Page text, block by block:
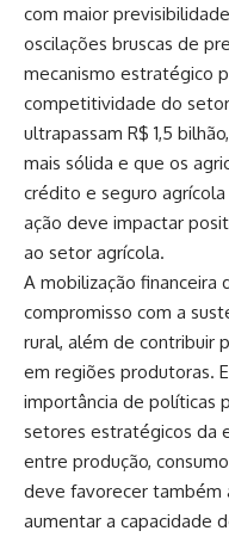
com maior
oscilações bruscas de
mecanismo estratégico
competitividade do
ultrapassam R$ 1,5
mais sólida e que os
crédito e seguro
ação deve impactar
ao setor agrícola.
A mobilização financeira
compromisso com a
rural, além de contribuir
em regiões produtoras.
importância de políticas
setores estratégicos da
entre produção,
deve favorecer também
aumentar a capacidade